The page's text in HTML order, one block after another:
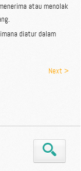
atau menolak
diatur dalam
Next >